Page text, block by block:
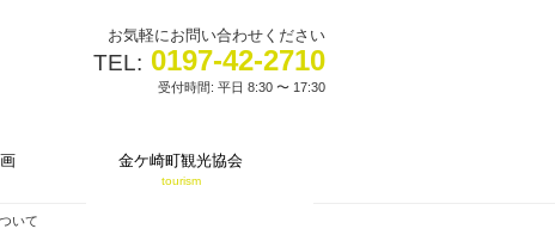
お気軽にお問い合わせください
TEL: 0197-42-2710
受付時間: 平日 8:30 〜 17:30
金ケ崎町観光協会
tourism
いて